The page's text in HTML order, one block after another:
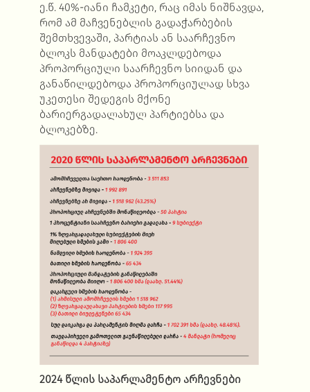
ე.წ. 40%-იანი ჩამკეტი, რაც იმას ნიშნავდა,
რომ ამ მაჩვენებლის გადაჭარბების
შემთხვევაში, პარტიას ან საარჩევნო
ბლოკს მანდატები მოაკლდებოდა
პროპორციული საარჩევნო სიიდან და
განაწილდებოდა პროპორციულად სხვა
უკეთესი შედეგის მქონე
ბარიერგადალახულ პარტიებსა და
ბლოკებზე.
2024 წლის საპარლამენტო არჩევნები